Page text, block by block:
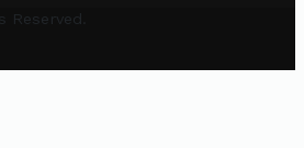
Reserved.